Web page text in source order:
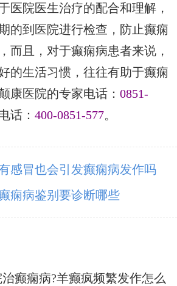
医院医生治疗的配合和理解，
的到医院进行检查，防止癫痫
而且，对于癫痫病患者来说，
的生活习惯，往往有助于癫痫
康医院的专家电话： 0851-
话： 400-0851-577。
感冒也会引发癫痫病发作吗
痫病鉴别要诊断哪些
癫痫病?羊癫疯频繁发作怎么